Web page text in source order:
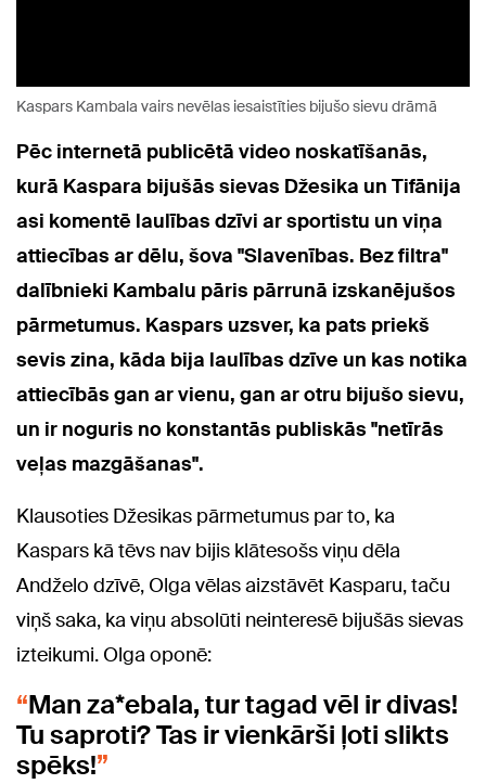
Kaspars Kambala vairs nevēlas iesaistīties bijušo sievu drāmā
Pēc internetā publicētā video noskatīšanās,
kurā Kaspara bijušās sievas Džesika un Tifānija
asi komentē laulības dzīvi ar sportistu un viņa
attiecības ar dēlu, šova "Slavenības. Bez filtra"
dalībnieki Kambalu pāris pārrunā izskanējušos
pārmetumus. Kaspars uzsver, ka pats priekš
sevis zina, kāda bija laulības dzīve un kas notika
attiecībās gan ar vienu, gan ar otru bijušo sievu,
un ir noguris no konstantās publiskās "netīrās
veļas mazgāšanas".
Klausoties Džesikas pārmetumus par to, ka
Kaspars kā tēvs nav bijis klātesošs viņu dēla
Andželo dzīvē, Olga vēlas aizstāvēt Kasparu, taču
viņš saka, ka viņu absolūti neinteresē bijušās sievas
izteikumi. Olga oponē:
Man za*ebala, tur tagad vēl ir divas!
Tu saproti? Tas ir vienkārši ļoti slikts
spēks!